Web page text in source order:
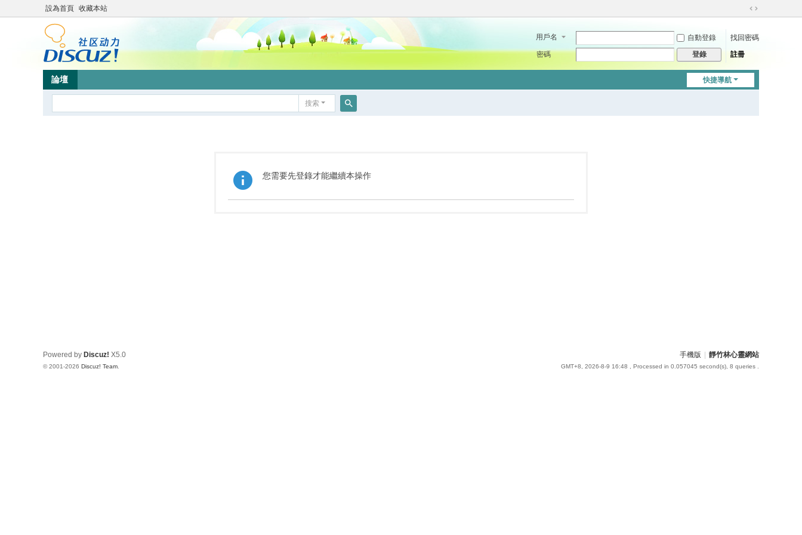
設為首頁 收藏本站
切
到
用戶名 自動登錄
找回密碼
密碼
登錄 註冊
快捷導航
論壇
搜索
您需要先登錄才能繼續本操作
手機版 靜竹林心靈網站
GMT+8, 2026-8-9 16:48 , Processed in 0.057045 second(s), 8 queries .
Powered by Discuz! X5.0
© 2001-2026 Discuz! Team